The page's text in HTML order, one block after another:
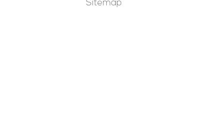
Sitemap